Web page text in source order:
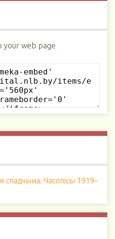
your web page
спадчына. Часопісы 1919–